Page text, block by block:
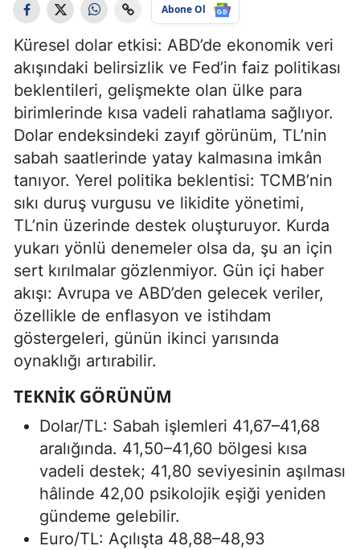
Abone Ol
Küresel dolar etkisi: ABD’de ekonomik veri
akışındaki belirsizlik ve Fed’in faiz politikası
beklentileri, gelişmekte olan ülke para
birimlerinde kısa vadeli rahatlama sağlıyor.
Dolar endeksindeki zayıf görünüm, TL’nin
sabah saatlerinde yatay kalmasına imkân
tanıyor. Yerel politika beklentisi: TCMB’nin
sıkı duruş vurgusu ve likidite yönetimi,
TL’nin üzerinde destek oluşturuyor. Kurda
yukarı yönlü denemeler olsa da, şu an için
sert kırılmalar gözlenmiyor. Gün içi haber
akışı: Avrupa ve ABD’den gelecek veriler,
özellikle de enflasyon ve istihdam
göstergeleri, günün ikinci yarısında
oynaklığı artırabilir.
TEKNIK GÖRÜNÜM
Dolar/TL: Sabah işlemleri 41,67–41,68
aralığında. 41,50–41,60 bölgesi kısa
vadeli destek; 41,80 seviyesinin aşılması
hâlinde 42,00 psikolojik eşiği yeniden
gündeme gelebilir.
Euro/TL: Açılışta 48,88–48,93